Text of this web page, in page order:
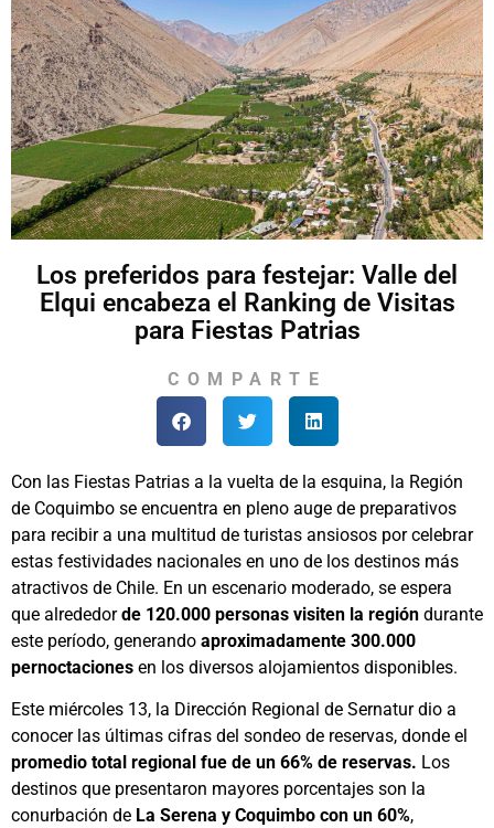
Los preferidos para festejar: Valle del
Elqui encabeza el Ranking de Visitas
para Fiestas Patrias
COMPARTE
Con las Fiestas Patrias a la vuelta de la esquina, la Región
de Coquimbo se encuentra en pleno auge de preparativos
para recibir a una multitud de turistas ansiosos por celebrar
estas festividades nacionales en uno de los destinos más
atractivos de Chile. En un escenario moderado, se espera
que alrededorde 120.000 personas visiten la región durante
este período, generando aproximadamente 300.000
pernoctaciones en los diversos alojamientos disponibles.
Este miércoles 13, la Dirección Regional de Sernatur dio a
conocer las últimas cifras del sondeo de reservas, donde el
promedio total regional fue de un 66% de reservas. Los
destinos que presentaron mayores porcentajes son la
conurbación de La Serena y Coquimbo con un 60%,